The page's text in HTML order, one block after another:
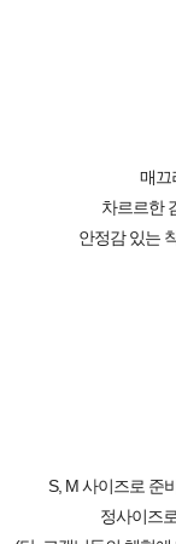
매끄
차르르한
안정감 있는
S, M 사이즈로 준
정사이즈